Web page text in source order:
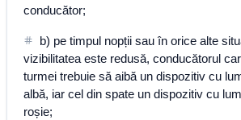
conducător;
b) pe timpul nopții sau în orice alte
vizibilitatea este redusă, conducătorul
turmei trebuie să aibă un dispozitiv cu
albă, iar cel din spate un dispozitiv cu
roșie;